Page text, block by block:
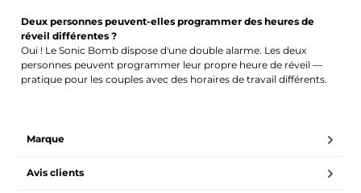
Deux personnes peuvent-elles programmer des heures de
réveil différentes ?
Oui ! Le Sonic Bomb dispose d'une double alarme. Les deux
personnes peuvent programmer leur propre heure de réveil —
pratique pour les couples avec des horaires de travail différents.
Marque
Avis clients